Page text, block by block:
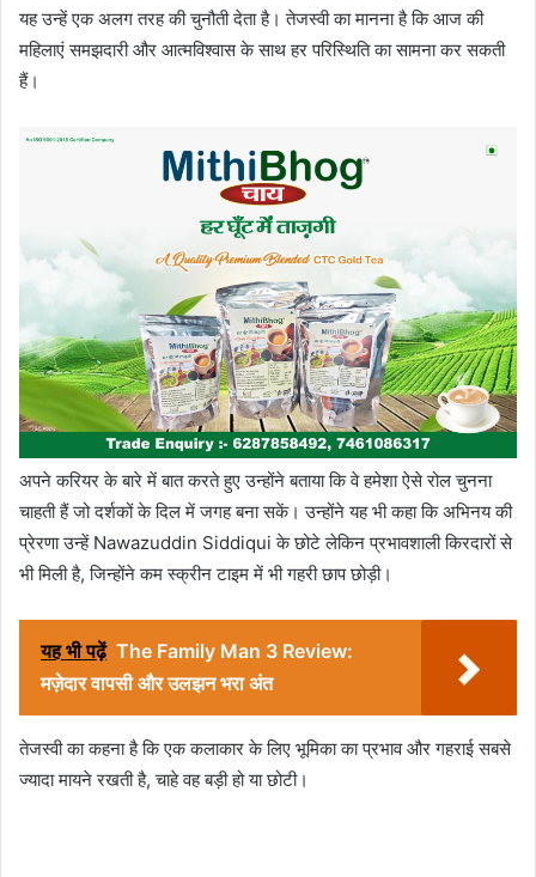
यह उन्हें एक अलग तरह की चुनौती देता है। तेजस्वी का मानना है कि आज की
महिलाएं समझदारी और आत्मविश्वास के साथ हर परिस्थिति का सामना कर सकती
हैं।
अपने करियर के बारे में बात करते हुए उन्होंने बताया कि वे हमेशा ऐसे रोल चुनना
चाहती हैं जो दर्शकों के दिल में जगह बना सकें। उन्होंने यह भी कहा कि अभिनय की
प्रेरणा उन्हें Nawazuddin Siddiqui के छोटे लेकिन प्रभावशाली किरदारों से
भी मिली है, जिन्होंने कम स्क्रीन टाइम में भी गहरी छाप छोड़ी।
यह भी पढ़ें The Family Man 3 Review:
मज़ेदार वापसी और उलझन भरा अंत
तेजस्वी का कहना है कि एक कलाकार के लिए भूमिका का प्रभाव और गहराई सबसे
ज्यादा मायने रखती है, चाहे वह बड़ी हो या छोटी।